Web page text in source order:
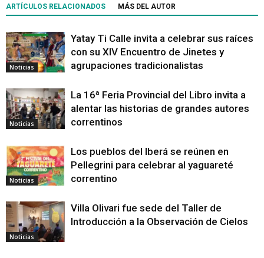
ARTÍCULOS RELACIONADOS MÁS DEL AUTOR
Noticias
Yatay Ti Calle invita a celebrar sus raíces
con su XIV Encuentro de Jinetes y
agrupaciones tradicionalistas
Noticias
La 16ª Feria Provincial del Libro invita a
alentar las historias de grandes autores
correntinos
Noticias
Los pueblos del Iberá se reúnen en
Pellegrini para celebrar al yaguareté
correntino
Noticias
Villa Olivari fue sede del Taller de
Introducción a la Observación de Cielos